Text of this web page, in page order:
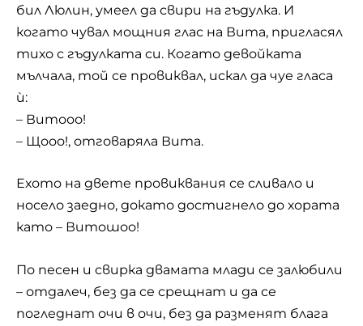
бил Люлин, умеел да свири на гъдулка. И
когато чувал мощния глас на Вита, пригласял
тихо с гъдулката си. Когато девойката
мълчала, той се провиквал, искал да чуе гласа
ѝ:
– Витооо!
– Щооо!, отговаряла Вита.
Ехото на двете провиквания се сливалo и
носело заедно, докато достигнело до хората
като – Витошоо!
По песен и свирка двамата млади се залюбили
– отдалеч, без да се срещнат и да се
погледнат очи в очи, без да разменят блага